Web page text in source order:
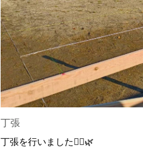
丁張
丁張を行いました👷‍♂️🌿